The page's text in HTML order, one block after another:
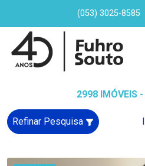
(053) 3025-8585
2998 IMÓVEIS
Refinar Pesquisa